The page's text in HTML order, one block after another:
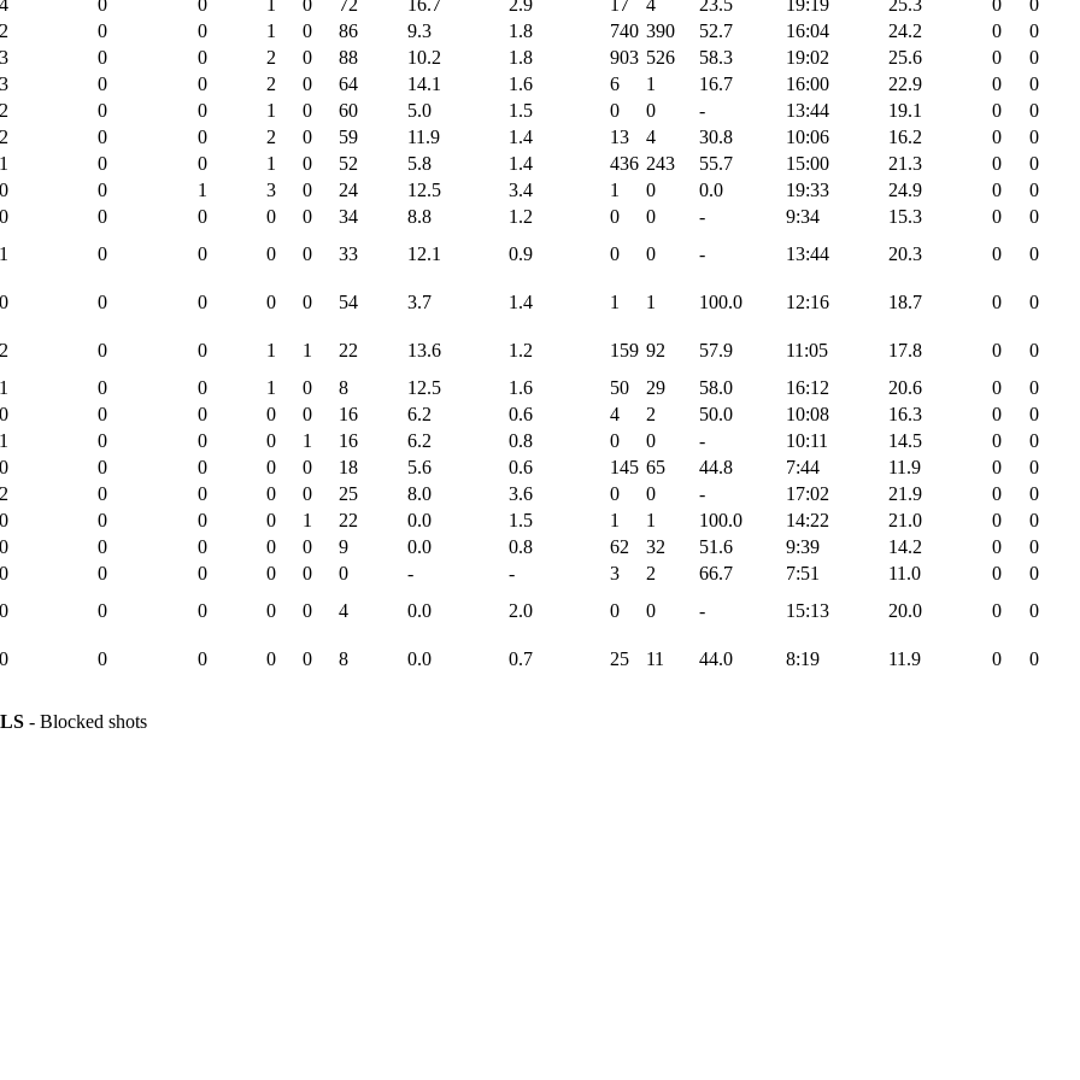
4 0 0 0 72 16.7 2.9 17 4 23.5 19:19 25.3 0
0
2
0 0 1 0 86 9.3 1.8 740 390 52.7 16:04 24.2 0
0
3
0 0 2 0 88 10.2 1.8 903 526 58.3 19:02 25.6 0
0
3
0 0 2 0 64 14.1 1.6 6 1 16.7 16:00 22.9 0
0
2
0 0 1 0 60 5.0 1.5 0 0 - 13:44 19.1 0
0
2
0 0 2 0 59 11.9 1.4 13 4 30.8 10:06 16.2 0
0
1
0 0 1 0 52 5.8 1.4 436 243 55.7 15:00 21.3 0
0
0
0 1 3 0 24 12.5 3.4 1 0 0.0 19:33 24.9 0
0
0
0 0 0 0 34 8.8 1.2 0 0 - 9:34 15.3 0
0
1
0 0 0 0 33 12.1 0.9 0 0 - 13:44 20.3 0 0
0 0 0 0 0 54 3.7 1.4 1 1 100.0 12:16 18.7 0 0
2 0 0 1 1 22 13.6 1.2 159 92 57.9 11:05 17.8 0
0
1
0 0 1 0 8 12.5 1.6 50 29 58.0 16:12 20.6 0
0
0
0 0 0 0 16 6.2 0.6 4 2 50.0 10:08 16.3 0
0
1
0 0 0 1 16 6.2 0.8 0 0 - 10:11 14.5 0
0
0
0 0 0 0 18 5.6 0.6 145 65 44.8 7:44 11.9 0
0
2
0 0 0 0 25 8.0 3.6 0 0 - 17:02 21.9 0
0
0
0 0 0 1 22 0.0 1.5 1 1 100.0 14:22 21.0 0
0
0
0 0 0 0 9 0.0 0.8 62 32 51.6 9:39 14.2 0
0
0
0 0 0 0 0 - - 3 2 66.7 7:51 11.0 0
0
0
0 0 0 0 4 0.0 2.0 0 0 - 15:13 20.0 0 0
0 0 0 0 0 8 0.0 0.7 25 11 44.0 8:19 11.9 0 0
- Blocked shots